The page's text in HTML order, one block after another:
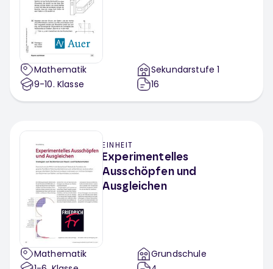
Mathematik
9-10. Klasse
Sekundarstufe 1
16
EINHEIT
Experimentelles
Ausschöpfen und
Ausgleichen
Mathematik
Grundschule